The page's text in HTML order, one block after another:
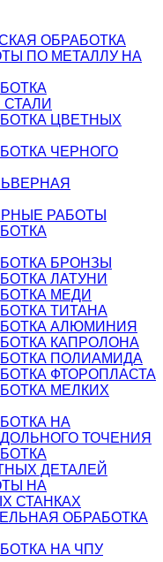
ОБРАБОТКА
ПО МЕТАЛЛУ НА
ЦВЕТНЫХ
ЧЕРНОГО
РАБОТЫ
БРОНЗЫ
ЛАТУНИ
МЕДИ
ТИТАНА
АЛЮМИНИЯ
КАПРОЛОНА
ПОЛИАМИДА
ФТОРОПЛАСТА
МЕЛКИХ
НА
ТОЧЕНИЯ
ДЕТАЛЕЙ
НА
СТАНКАХ
ОБРАБОТКА
НА ЧПУ